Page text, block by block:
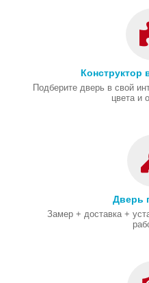
Конструктор
Подберите дверь в свой
цвета и
Дверь
Замер + доставка +